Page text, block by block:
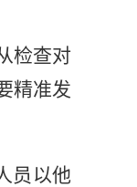
检查对
精准发
员以他